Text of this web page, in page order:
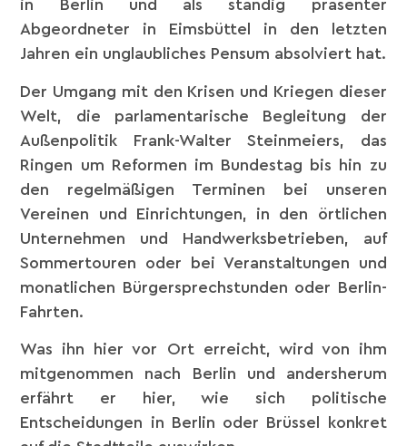
in Berlin und als ständig präsenter
Abgeordneter in Eimsbüttel in den letzten
Jahren ein unglaubliches Pensum absolviert hat.
Der Umgang mit den Krisen und Kriegen dieser
Welt, die parlamentarische Begleitung der
Außenpolitik Frank-Walter Steinmeiers, das
Ringen um Reformen im Bundestag bis hin zu
den regelmäßigen Terminen bei unseren
Vereinen und Einrichtungen, in den örtlichen
Unternehmen und Handwerksbetrieben, auf
Sommertouren oder bei Veranstaltungen und
monatlichen Bürgersprechstunden oder Berlin-
Fahrten.
Was ihn hier vor Ort erreicht, wird von ihm
mitgenommen nach Berlin und andersherum
erfährt er hier, wie sich politische
Entscheidungen in Berlin oder Brüssel konkret